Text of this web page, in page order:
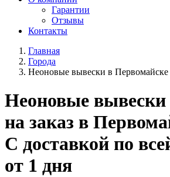
Гарантии
Отзывы
Контакты
Главная
Города
Неоновые вывески в Первомайске
Неоновые вывески
на заказ в
С доставкой по
от 1 дня